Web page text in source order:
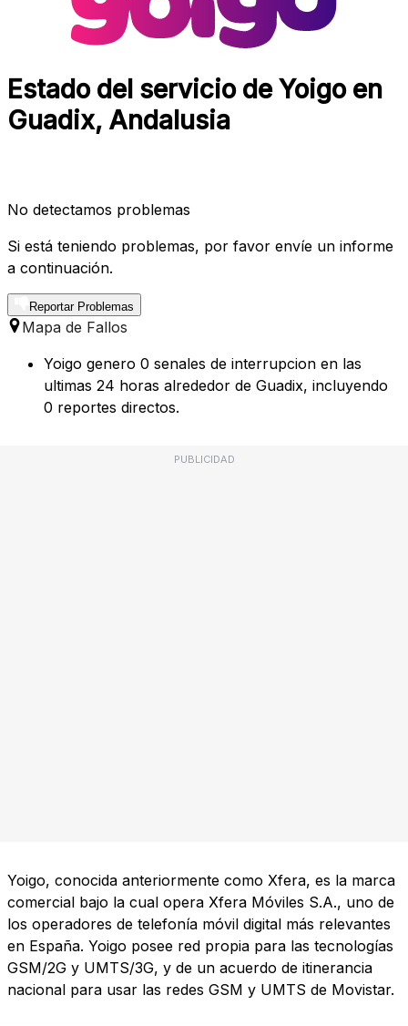
Estado del servicio de Yoigo en
Guadix, Andalusia
No detectamos problemas
Si está teniendo problemas, por favor envíe un informe
a continuación.
Reportar Problemas
Mapa de Fallos
Yoigo genero 0 senales de interrupcion en las
ultimas 24 horas alrededor de Guadix, incluyendo
0 reportes directos.
PUBLICIDAD
Yoigo, conocida anteriormente como Xfera, es la marca
comercial bajo la cual opera Xfera Móviles S.A., uno de
los operadores de telefonía móvil digital más relevantes
en España. Yoigo posee red propia para las tecnologías
GSM/2G y UMTS/3G, y de un acuerdo de itinerancia
nacional para usar las redes GSM y UMTS de Movistar.